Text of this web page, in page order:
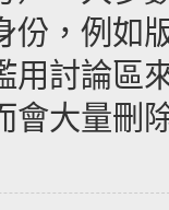
份，例如
用討論區
會大量刪